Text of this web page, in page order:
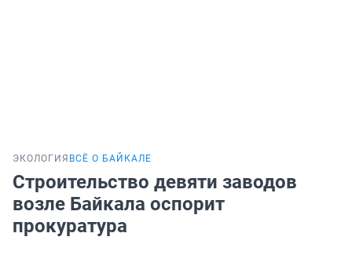
ЭКОЛОГИЯ ВСЁ О БАЙКАЛЕ
Строительство девяти заводов
возле Байкала оспорит
прокуратура